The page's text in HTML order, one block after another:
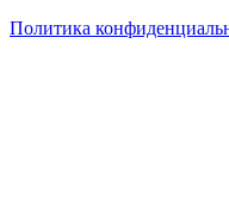
Политика